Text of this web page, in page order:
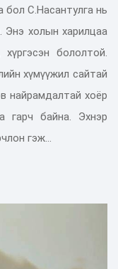
бол С.Насантулга нь
холын харилцаа
бололтой.
хүмүүжил сайтай
найрамдалтай хоёр
гарч байна. Эхнэр
гэж...